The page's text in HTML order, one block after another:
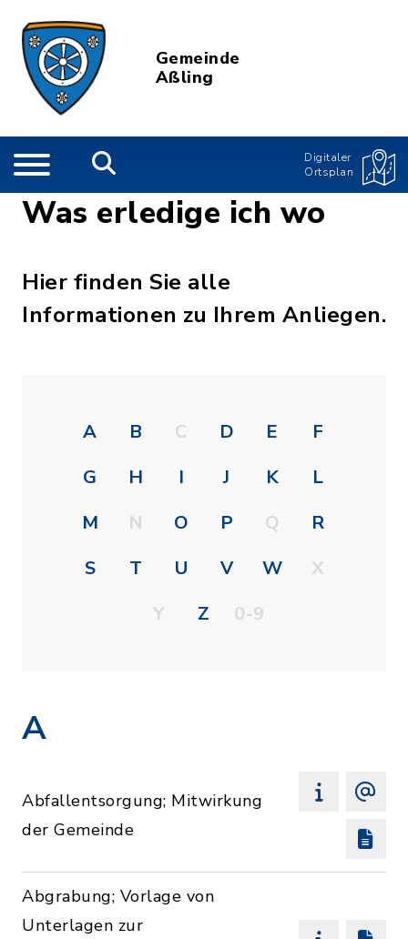
Gemeinde
Aßling
Digitaler
Ortsplan
Was erledige ich wo
Hier finden Sie alle
Informationen zu Ihrem Anliegen.
A B C D E
F
G
H I J K
L
M
N O P Q
R
S
T U V W
X
Y
Z 0-9
A
Abfallentsorgung; Mitwirkung
der Gemeinde
Abgrabung; Vorlage von
Unterlagen zur